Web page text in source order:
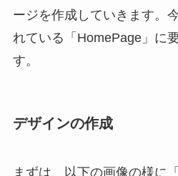
ージを作成していきます。
れている「HomePage」に
す。
デザインの作成
まずは、以下の画像の様に